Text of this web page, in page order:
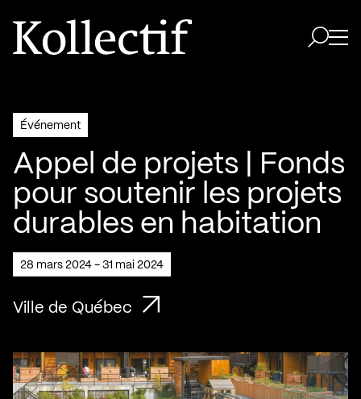
Aller à la page d'accueil
Logo Kollectif
Événement
Appel de projets | Fonds
pour soutenir les projets
durables en habitation
28 mars 2024 - 31 mai 2024
Ville de Québec